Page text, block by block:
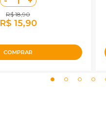
R$ 18,90
R$ 15,90
COMPRAR